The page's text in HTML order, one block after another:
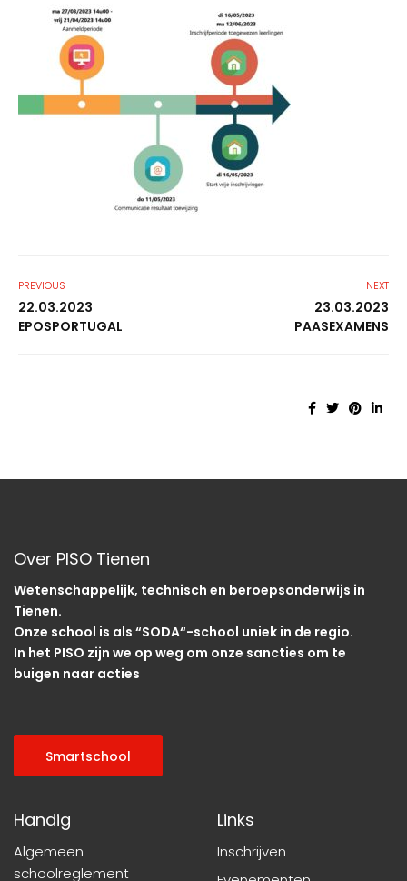
PREVIOUS
22.03.2023
EPOSPORTUGAL
NEXT
23.03.2023
PAASEXAMENS
Over PISO Tienen
Wetenschappelijk, technisch en beroepsonderwijs in
Tienen.
Onze school is als “SODA“-school uniek in de regio.
In het PISO zijn we op weg om onze sancties om te
buigen naar acties
Smartschool
Handig
Algemeen
schoolreglement
Links
Inschrijven